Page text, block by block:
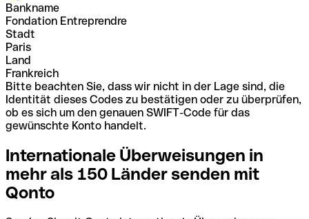
Bankname
Fondation Entreprendre
Stadt
Paris
Land
Frankreich
Bitte beachten Sie, dass wir nicht in der Lage sind, die
Identität dieses Codes zu bestätigen oder zu überprüfen,
ob es sich um den genauen SWIFT-Code für das
gewünschte Konto handelt.
Internationale Überweisungen in
mehr als 150 Länder senden mit
Qonto